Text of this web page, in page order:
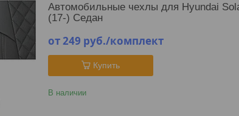
Автомобильные чехлы для Hyundai
(17-) Седан
от 249 руб./комплект
Купить
В наличии